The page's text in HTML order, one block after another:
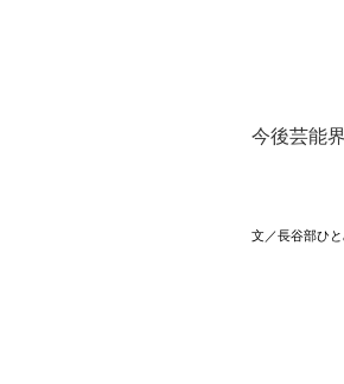
今後芸能
文／長谷部ひ